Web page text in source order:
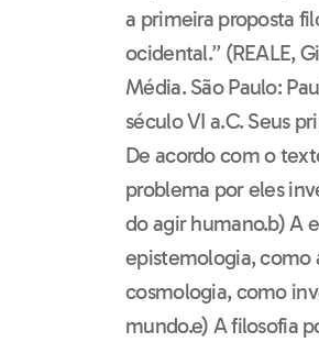
a primeira proposta
ocidental.” (REALE,
Média. São Paulo:
século VI a.C. Seus
De acordo com o
problema por eles
do agir humano.b) A
epistemologia, como
cosmologia, como
mundo.e) A filosofia